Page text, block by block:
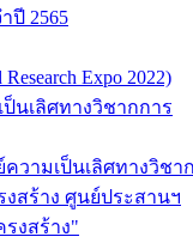
ปี 2565
Expo 2022)
นเลิศทางวิชากการ
วามเป็นเลิศทางวิชา
สร้าง ศูนย์ประสานฯ
งสร้าง"